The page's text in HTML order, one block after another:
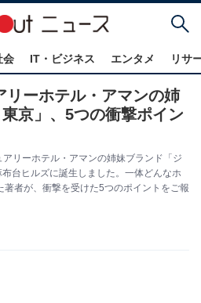
会 IT・ビジネス エンタメ リサ
リーホテル・アマンの姉
京」、5つの衝撃ポイン
リーホテル・アマンの姉妹ブランド「ジ
台ヒルズに誕生しました。一体どんなホ
著者が、衝撃を受けた5つのポイントをご報